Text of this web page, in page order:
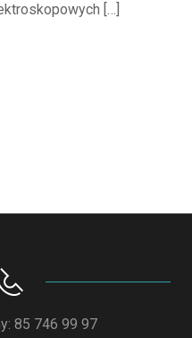
[…]
85 746 99 97